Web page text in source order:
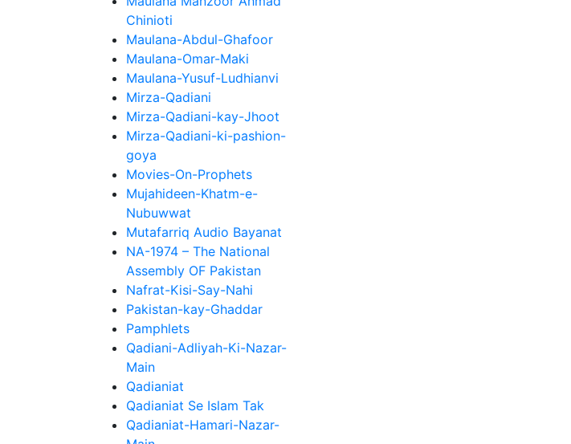
Chinioti
Maulana-Abdul-Ghafoor
Maulana-Omar-Maki
Maulana-Yusuf-Ludhianvi
Mirza-Qadiani
Mirza-Qadiani-kay-Jhoot
Mirza-Qadiani-ki-pashion-
goya
Movies-On-Prophets
Mujahideen-Khatm-e-
Nubuwwat
Mutafarriq Audio Bayanat
NA-1974 – The National
Assembly OF Pakistan
Nafrat-Kisi-Say-Nahi
Pakistan-kay-Ghaddar
Pamphlets
Qadiani-Adliyah-Ki-Nazar-
Main
Qadianiat
Qadianiat Se Islam Tak
Qadianiat-Hamari-Nazar-